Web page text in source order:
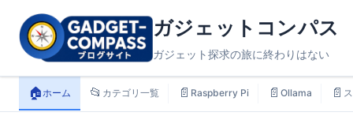
ガジェットコンパス
ガジェット探求の旅に終わりはない
🏠ホーム 📂 カテゴリ一覧 📄 Raspberry Pi 📄 Ollama 📄